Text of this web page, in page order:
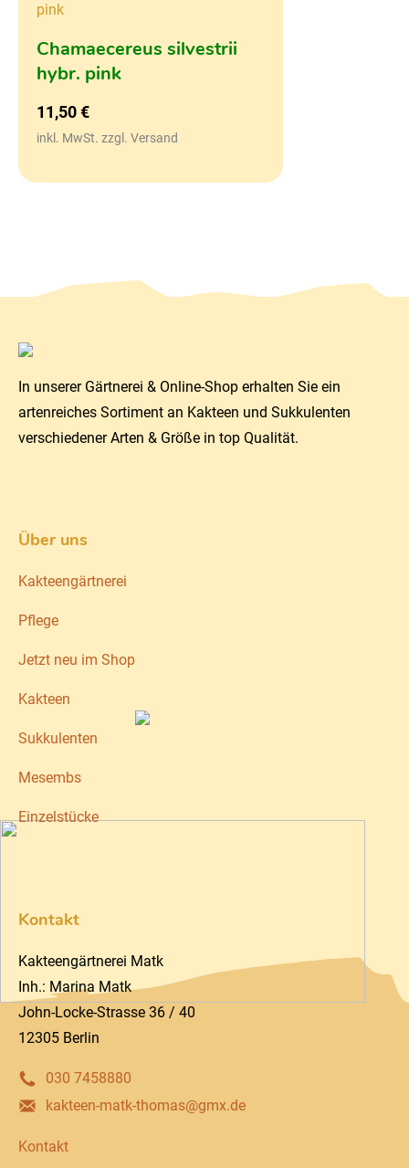
Chamaecereus silvestrii
hybr. pink
11,50€
inkl. MwSt. zzgl. Versand
In unserer Gärtnerei & Online-Shop erhalten Sie ein
artenreiches Sortiment an Kakteen und Sukkulenten
verschiedener Arten & Größe in top Qualität.
Über uns
Kakteengärtnerei
Pflege
Jetzt neu im Shop
Kakteen
Sukkulenten
Mesembs
Einzelstücke
Kontakt
Kakteengärtnerei Matk
Inh.: Marina Matk
John-Locke-Strasse 36 / 40
12305 Berlin
030 7458880
kakteen-matk-thomas@gmx.de
Kontakt